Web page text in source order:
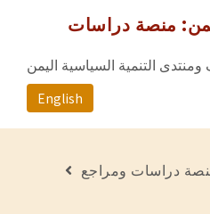
منصة دراسات
التنمية السياسية اليمن
English
دراسات ومراجع